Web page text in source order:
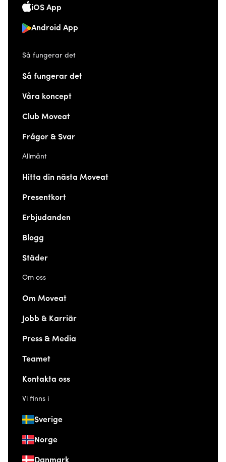
iOS App
Android App
Så fungerar det
Så fungerar det
Våra koncept
Club Moveat
Frågor & Svar
Allmänt
Hitta din nästa Moveat
Presentkort
Erbjudanden
Blogg
Städer
Om oss
Om Moveat
Jobb & Karriär
Press & Media
Teamet
Kontakta oss
Vi finns i
Sverige
Norge